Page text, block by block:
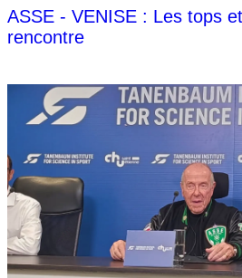
ASSE - VENISE : Les tops
rencontre